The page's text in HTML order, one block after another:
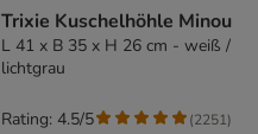
Trixie Kuschelhöhle Minou
L 41 x B 35 x H 26 cm - weiß /
lichtgrau
Rating: 4.5/5 (2251)